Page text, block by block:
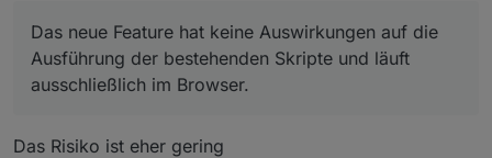
Wurde am Adapte neben den Rules noch viel
verändert?
Habe nur ein Produktivsystem. Würde mir die Rules
Bereichen keine Fehler auftreten.
Das neue Feature hat keine Auswirkungen auf die
Ausführung der bestehenden Skripte und läuft
ausschließlich im Browser.
Das Risiko ist eher gering